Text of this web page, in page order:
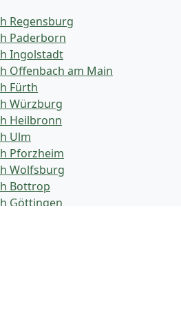
Regensburg
Paderborn
Ingolstadt
Offenbach am Main
Fürth
Würzburg
Heilbronn
Ulm
Pforzheim
Wolfsburg
Bottrop
Göttingen